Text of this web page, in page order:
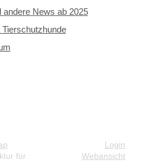
andere News ab 2025
für
Login
Webansicht